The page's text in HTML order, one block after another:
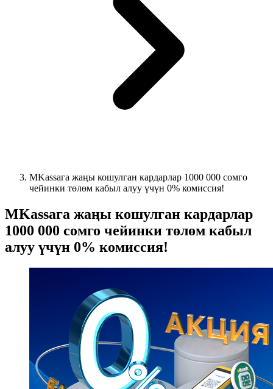
MKassaга жаңы кошулган кардарлар 1000 000 сомго
чейинки төлөм кабыл алуу үчүн 0% комиссия!
MKassaга жаңы кошулган кардарлар
1000 000 сомго чейинки төлөм кабыл
алуу үчүн 0% комиссия!